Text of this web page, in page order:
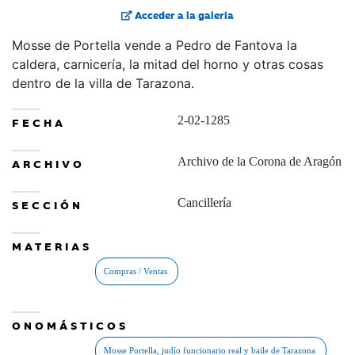
Acceder a la galería
Mosse de Portella vende a Pedro de Fantova la
caldera, carnicería, la mitad del horno y otras cosas
dentro de la villa de Tarazona.
FECHA 2-02-1285
ARCHIVO Archivo de la Corona de Aragón
SECCIÓN Cancillería
MATERIAS
ONOMÁSTICOS